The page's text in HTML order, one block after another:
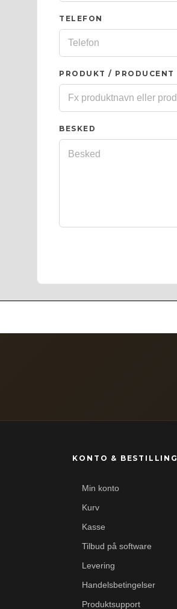
TELEFON
PRODUKT / PRODUCENT
BESKED
KONTO & BESTILLING
Min konto
Kurv
Kasse
Tilbud på software
Levering
Handelsbetingelser
Produktsupport